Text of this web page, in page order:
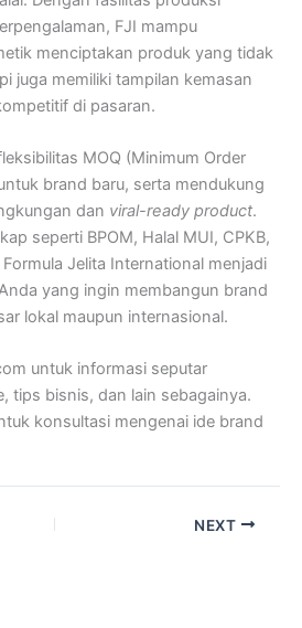
FJI mampu
menciptakan produk yang tidak
juga memiliki tampilan kemasan
di pasaran.
MOQ (Minimum Order
brand baru, serta mendukung
dan viral-ready product.
seperti BPOM, Halal MUI, CPKB,
Formula Jelita International menjadi
yang ingin membangun brand
lokal maupun internasional.
untuk informasi seputar
tips bisnis, dan lain sebagainya.
konsultasi mengenai ide brand
NEXT